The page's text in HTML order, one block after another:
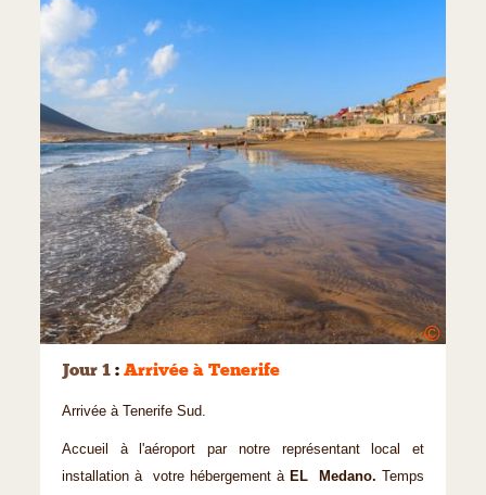
©
Jour 1 : Arrivée à Tenerife
Arrivée à Tenerife Sud.
Accueil à l'aéroport par notre représentant local et
installation à votre hébergement àEL Medano. Temps